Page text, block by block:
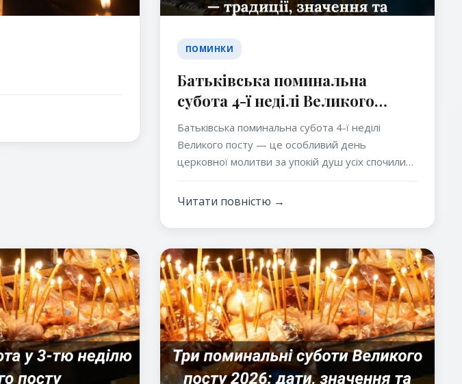
ПОМИНКИ
Батьківська поминальна
субота 4-ї неділі Великого
посту — традиції, значення та
особливості
Батьківська поминальна субота 4-ї неділі
Великого посту — це особливий день
церковної молитви за упокій душ усіх спочилих
закликає вірних посилено молитися за своїх
Читати повністю →